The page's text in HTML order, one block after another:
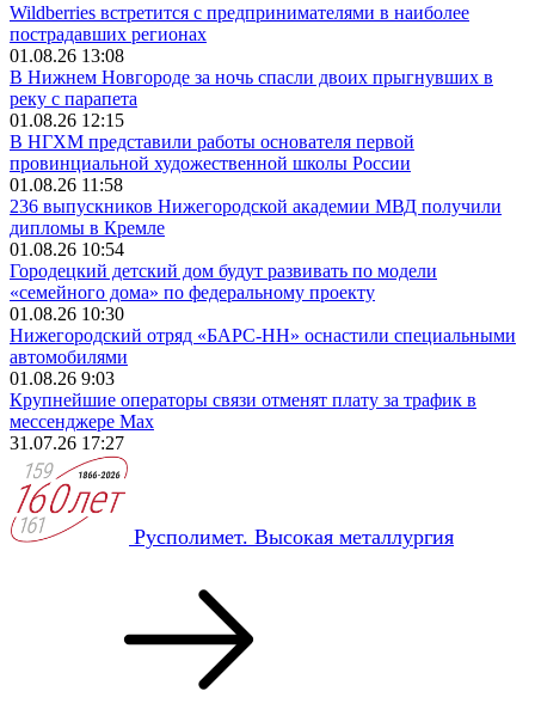
Wildberries встретится с предпринимателями в наиболее
пострадавших регионах
01.08.26 13:08
В Нижнем Новгороде за ночь спасли двоих прыгнувших в
реку с парапета
01.08.26 12:15
В НГХМ представили работы основателя первой
провинциальной художественной школы России
01.08.26 11:58
236 выпускников Нижегородской академии МВД получили
дипломы в Кремле
01.08.26 10:54
Городецкий детский дом будут развивать по модели
«семейного дома» по федеральному проекту
01.08.26 10:30
Нижегородский отряд «БАРС-НН» оснастили специальными
автомобилями
01.08.26 9:03
Крупнейшие операторы связи отменят плату за трафик в
мессенджере Max
31.07.26 17:27
Русполимет. Высокая металлургия